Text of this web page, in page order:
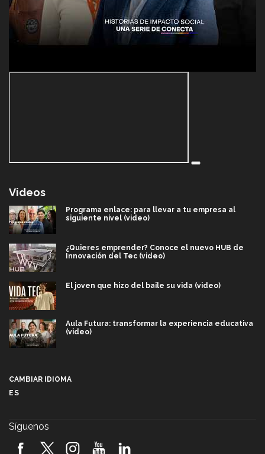
Videos
Programa enlace: para llevar a tu empresa al
siguiente nivel (video)
¿Quieres emprender? Conoce el nuevo HUB de
Innovación del Tec (video)
El joven que hizo del baile su vida (video)
Aula Futura: transformar la experiencia educativa
(video)
2026! (video)
CAMBIAR IDIOMA
ES
Síguenos